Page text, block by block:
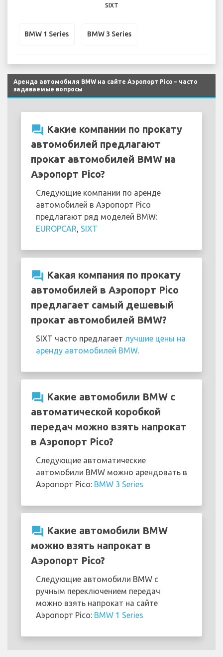
SIXT
BMW 1 Series BMW 3 Series
Аренда автомобиля BMW на сайте Аэропорт Pico – часто
задаваемые вопросы
question_answer Какие компании по прокату
автомобилей предлагают
прокат автомобилей BMW на
Аэропорт Pico?
Следующие компании по аренде
автомобилей в Аэропорт Pico
предлагают ряд моделей BMW:
EUROPCAR, SIXT
question_answer Какая компания по прокату
автомобилей в Аэропорт Pico
предлагает самый дешевый
прокат автомобилей BMW?
SIXT часто предлагает лучшие цены на
аренду автомобилей BMW.
question_answer Какие автомобили BMW с
автоматической коробкой
передач можно взять напрокат
в Аэропорт Pico?
Следующие автоматические
автомобили BMW можно арендовать в
Аэропорт Pico: BMW 3 Series
question_answer Какие автомобили BMW
можно взять напрокат в
Аэропорт Pico?
Следующие автомобили BMW с
ручным переключением передач
можно взять напрокат на сайте
Аэропорт Pico: BMW 1 Series